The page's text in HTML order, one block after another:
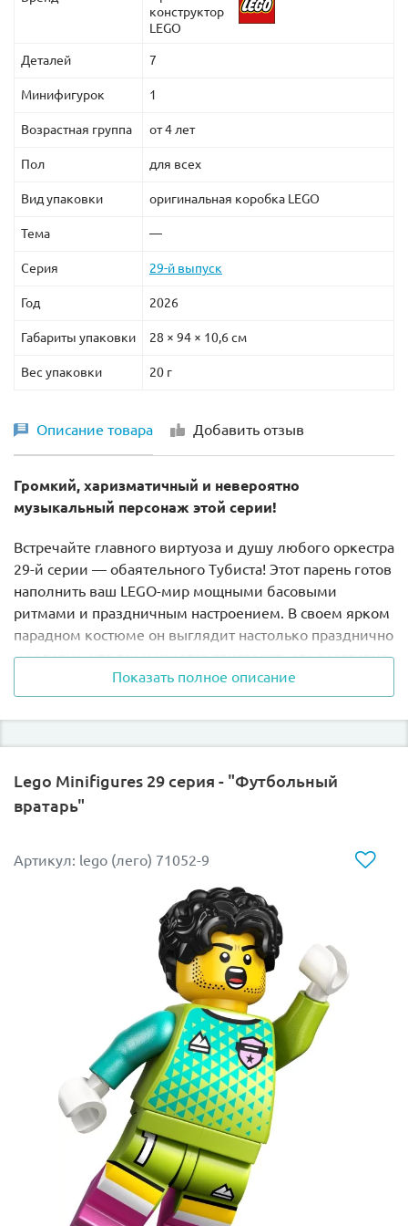
конструктор
LEGO
Деталей 7
Минифигурок 1
Возрастная группа от 4 лет
Пол для всех
Вид упаковки оригинальная коробка LEGO
Тема —
Серия 29-й выпуск
Год 2026
Габариты упаковки 28 × 94 × 10,6 см
Вес упаковки 20 г
Описание товара Добавить отзыв
Громкий, харизматичный и невероятно
музыкальный персонаж этой серии!
Встречайте главного виртуоза и душу любого оркестра
29-й серии — обаятельного Тубиста! Этот парень готов
наполнить ваш LEGO-мир мощными басовыми
ритмами и праздничным настроением. В своем ярком
парадном костюме он выглядит настолько празднично
и задорно, что так и хочется пригласить его возглавить
городской марш или устроить концерт прямо на
вашей полке.
Гигантский эксклюзивный инструмент:Главная
фишка этого набора — шикарная золотая туба!
детализирована до мелочей и выглядит как
настоящий шедевр миниатюрного искусства.
Тубист одет в аккуратный
оркестровый мундир с белыми перчатками и
стильную фуражку. Принты выполнены очень
четко, подчеркивая торжественный образ
Двуликий артист:У минифигурки двойной
принт лица. Вы можете выбрать его состояние:
сосредоточенный вид во время сложного соло
(со смешно надутыми щеками!) или довольная
улыбка после успешного выступления под
аплодисменты зрителей.
Идеально для городских сюжетов:
его на центральную площадь LEGO-города, в
городской парк или соберите целый
музыкальный бэнд вместе с другими поющими
персонажами!
Показать полное описание
Lego Minifigures 29 серия - "Футбольный
вратарь"
Артикул: lego (лего) 71052-9